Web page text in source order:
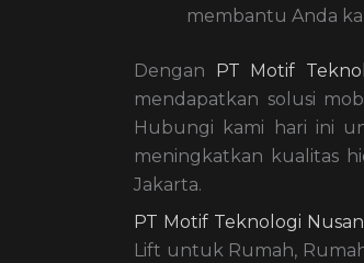
membantu Anda
Dengan PT Motif
mendapatkan solusi
Hubungi kami hari ini
meningkatkan kualitas
Jakarta.
PT Motif Teknologi
Lift untuk Rumah,